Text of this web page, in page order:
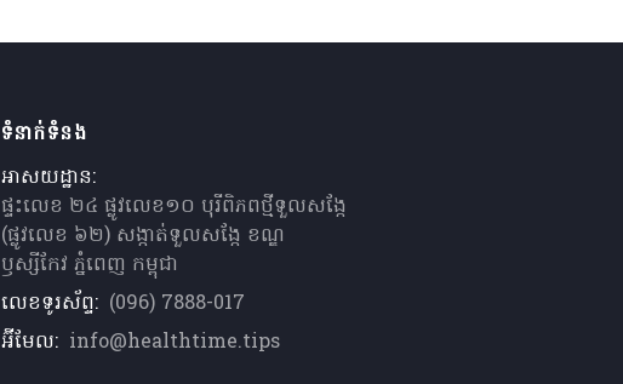
ទំនាក់ទំនង
អាសយដ្ឋាន:
ផ្ទះលេខ ២៤ ផ្លូវលេខ១០ បុរីពិភពថ្មីទួលសង្កែ
(ផ្លូវលេខ ៦២) សង្កាត់ទួលសង្កែ ខណ្ឌ
ឫស្សីកែវ ភ្នំពេញ កម្ពុជា
លេខទូរស័ព្ទ: (096) 7888-017
អ៊ីមែល: info@healthtime.tips